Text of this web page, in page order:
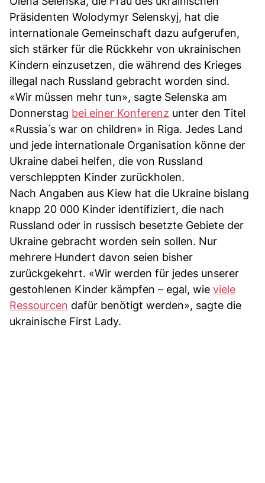
Präsidenten Wolodymyr Selenskyj, hat die
internationale Gemeinschaft dazu aufgerufen,
sich stärker für die Rückkehr von ukrainischen
Kindern einzusetzen, die während des Krieges
illegal nach Russland gebracht worden sind.
«Wir müssen mehr tun», sagte Selenska am
Donnerstag bei einer Konferenz unter den Titel
«Russia ́s war on children» in Riga. Jedes Land
und jede internationale Organisation könne der
Ukraine dabei helfen, die von Russland
verschleppten Kinder zurückholen.
Nach Angaben aus Kiew hat die Ukraine bislang
knapp 20 000 Kinder identifiziert, die nach
Russland oder in russisch besetzte Gebiete der
Ukraine gebracht worden sein sollen. Nur
mehrere Hundert davon seien bisher
zurückgekehrt. «Wir werden für jedes unserer
gestohlenen Kinder kämpfen – egal, wie viele
Ressourcen dafür benötigt werden», sagte die
ukrainische First Lady.